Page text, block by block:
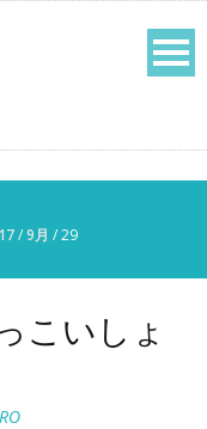
/9月 /29
こいしょ